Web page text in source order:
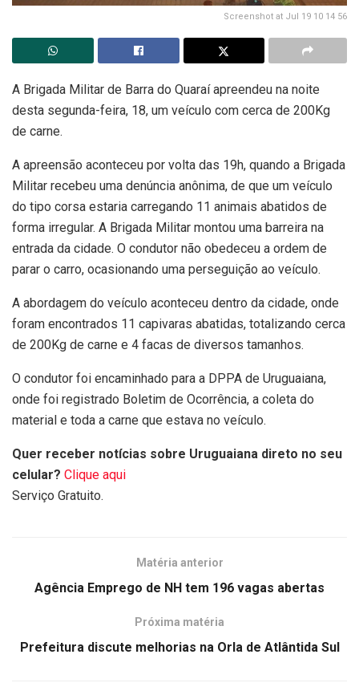
Screenshot at Jul 19 10 14 56
A Brigada Militar de Barra do Quaraí apreendeu na noite
desta segunda-feira, 18, um veículo com cerca de 200Kg
de carne.
A apreensão aconteceu por volta das 19h, quando a Brigada
Militar recebeu uma denúncia anônima, de que um veículo
do tipo corsa estaria carregando 11 animais abatidos de
forma irregular. A Brigada Militar montou uma barreira na
entrada da cidade. O condutor não obedeceu a ordem de
parar o carro, ocasionando uma perseguição ao veículo.
A abordagem do veículo aconteceu dentro da cidade, onde
foram encontrados 11 capivaras abatidas, totalizando cerca
de 200Kg de carne e 4 facas de diversos tamanhos.
O condutor foi encaminhado para a DPPA de Uruguaiana,
onde foi registrado Boletim de Ocorrência, a coleta do
material e toda a carne que estava no veículo.
Quer receber notícias sobre Uruguaiana direto no seu
celular? Clique aqui
Serviço Gratuito.
Matéria anterior
Agência Emprego de NH tem 196 vagas abertas
Próxima matéria
Prefeitura discute melhorias na Orla de Atlântida Sul